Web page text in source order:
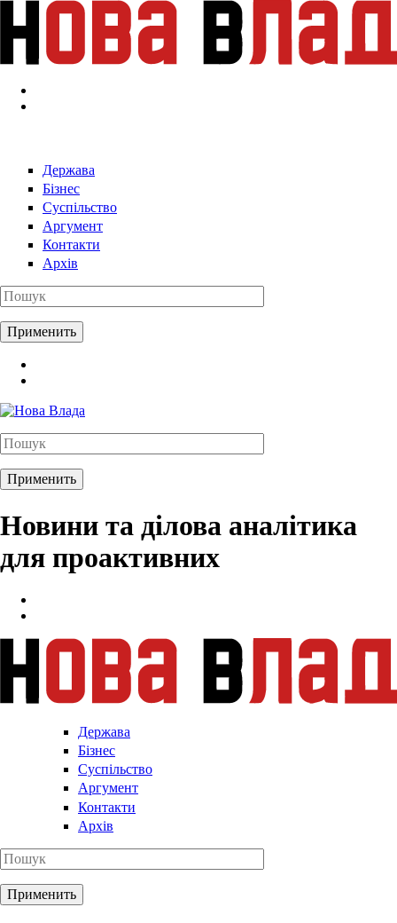
Перейти к основному содержанию
Держава
Бізнес
Суспільство
Аргумент
Контакти
Архів
Новини та ділова аналітика
для проактивних
Держава
Бізнес
Суспільство
Аргумент
Контакти
Архів